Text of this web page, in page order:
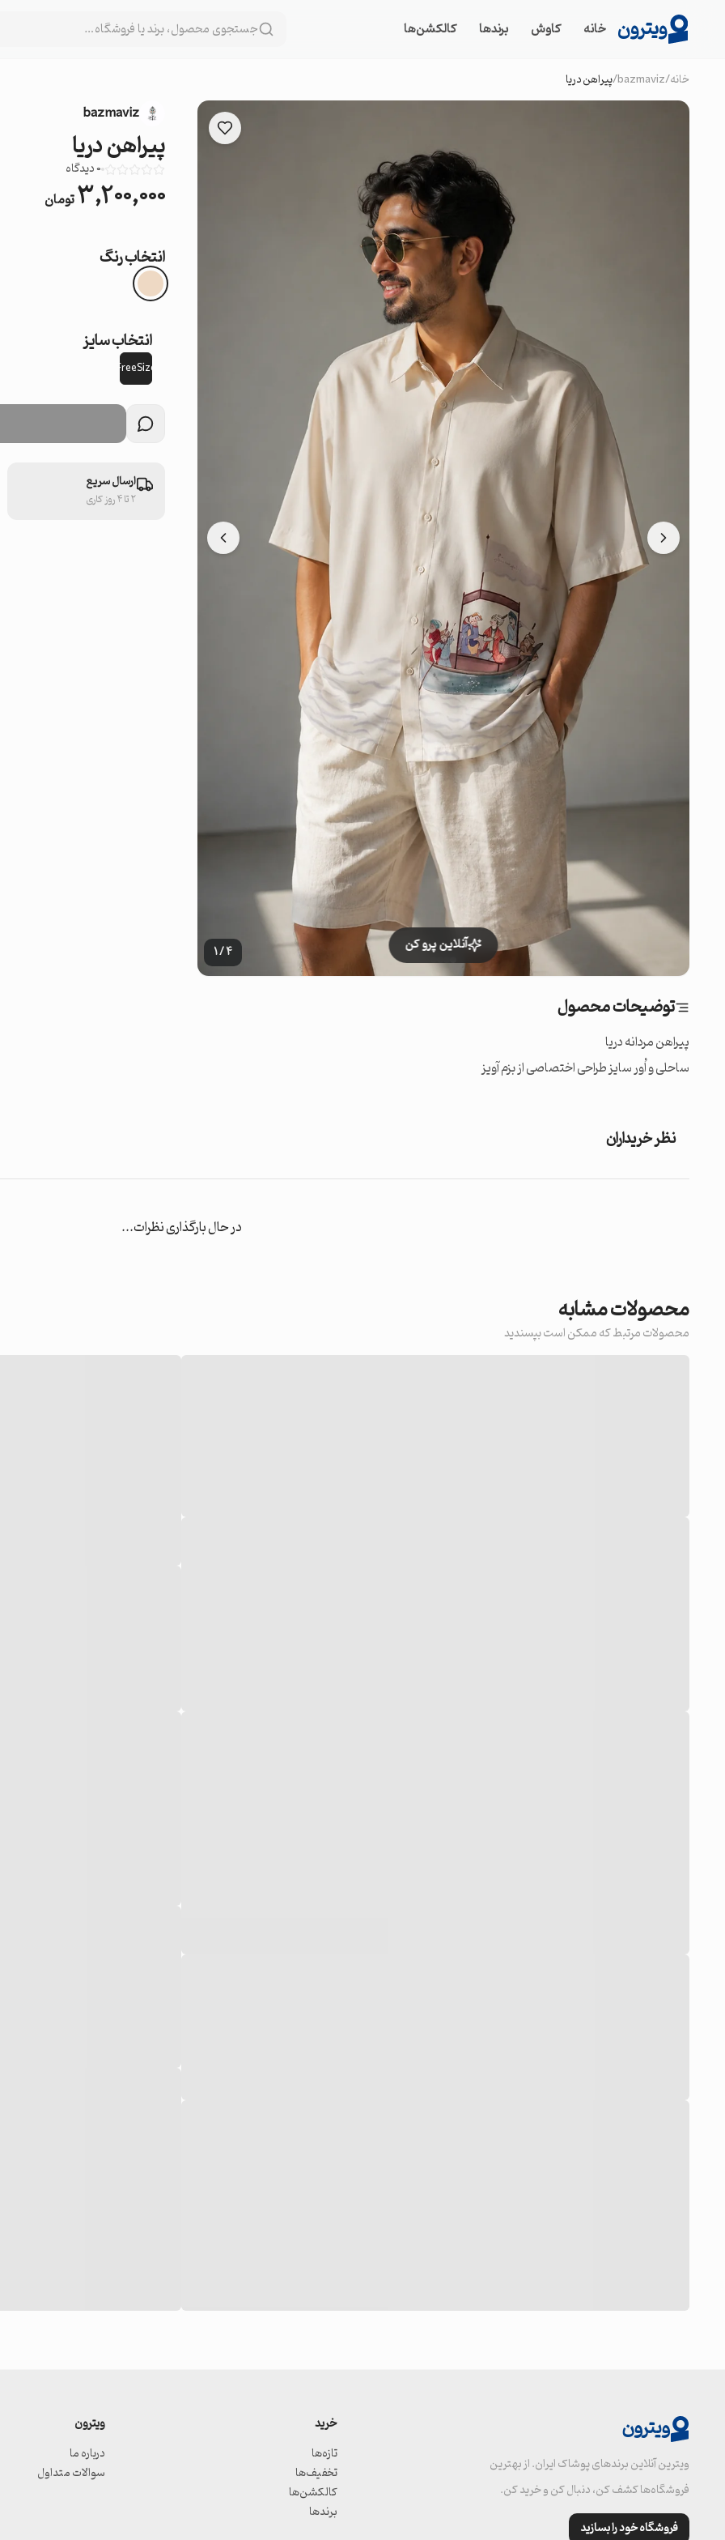
ویترون خانه کاوش برندها کالکشن‌ها
خانه/
bazmaviz
/پیراهن دریا
4
/
1 آنلاین پرو کن
bazmaviz
پیراهن دریا
0دیدگاه
۳,۲۰۰,۰۰۰تومان
انتخاب رنگ
انتخاب سایز
FreeSize
ارسال سریع
۲ تا ۴ روز کاری
توضیحات محصول
ساحلی و اُور سایز طراحی اختصاصی از بزم آویز
نظر خریداران
در حال بارگذاری نظرات...
محصولات مشابه
محصولات مرتبط که ممکن است بپسندید
ویترون
ویترین آنلاین برندهای پوشاک ایران. از بهترین
فروشگاه‌ها کشف کن، دنبال کن و خرید کن.
فروشگاه خود را بسازید
خرید
تازه‌ها
تخفیف‌ها
کالکشن‌ها
برندها
ویترون
درباره ما
سوالات متداول